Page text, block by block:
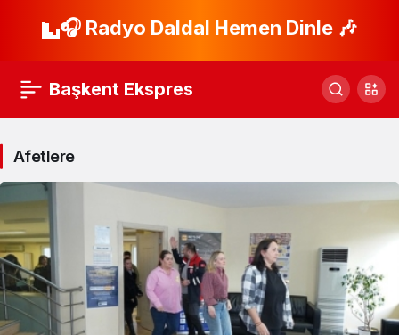
🎧 Radyo Daldal Hemen Dinle 🎶
Başkent Ekspres
Afetlere